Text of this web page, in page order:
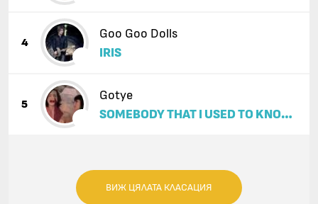
4
Goo Goo Dolls
IRIS
5
Gotye
SOMEBODY THAT I USED TO KNOW
ВИЖ ЦЯЛАТА КЛАСАЦИЯ